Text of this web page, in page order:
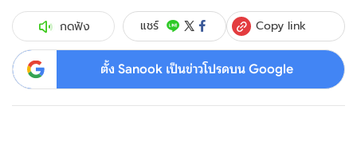
กดฟัง แชร์ Copy link
ตั้ง Sanook เป็นข่าวโปรดบน Google